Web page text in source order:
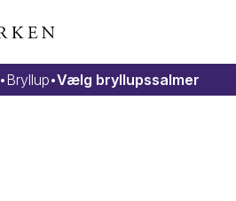
•Bryllup•Vælg bryllupssalmer